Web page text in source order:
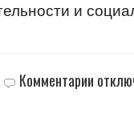
и
Комментарии записи